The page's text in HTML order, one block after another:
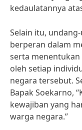
kedaulatannya
Selain itu,
berperan dalam
serta
oleh setiap
negara tersebut.
Bapak Soekarno,
kewajiban yang
warga negara.”